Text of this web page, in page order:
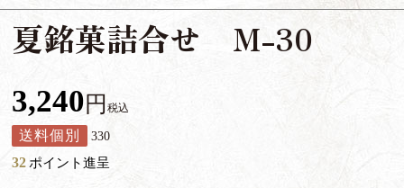
夏銘菓詰合せ M-30
3,240 税込
送料個別 330
32 ポイント進呈